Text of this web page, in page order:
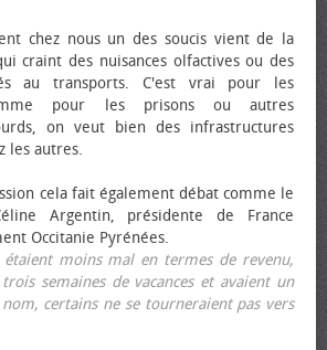
chez nous un des soucis vient de la
craint des nuisances olfactives ou des
au transports. C'est vrai pour les
pour les prisons ou autres
on veut bien des infrastructures
les autres.
cela fait également débat comme le
Argentin, présidente de France
Occitanie Pyrénées.
étaient moins mal en termes de revenu,
semaines de vacances et avaient un
certains ne se tourneraient pas vers